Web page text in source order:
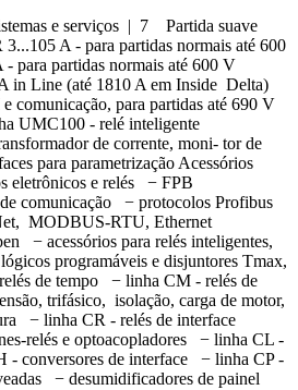
e serviços | 7 Partida suave
A - para partidas normais até 600
para partidas normais até 600 V
in Line (até 1810 A em Inside Delta)
comunicação, para partidas até 690 V
UMC100 - relé inteligente
de corrente, moni- tor de
para parametrização Acessórios
eletrônicos e relés − FPB
comunicação − protocolos Profibus
MODBUS-RTU, Ethernet
− acessórios para relés inteligentes,
programáveis e disjuntores Tmax,
de tempo − linha CM - relés de
trifásico, isolação, carga de motor,
− linha CR - relés de interface
relés e optoacopladores − linha CL -
conversores de interface − linha CP -
− desumidificadores de painel